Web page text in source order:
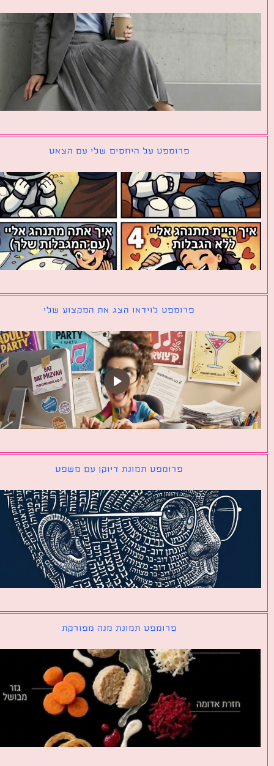
פרומפט על היחסים שלי עם הצאט
פרומפט לוידאו הצג את המקצוע שלי
פרומפט תמונת דיוקן עם משפט
פרומפט תמונת מנה מפורקת